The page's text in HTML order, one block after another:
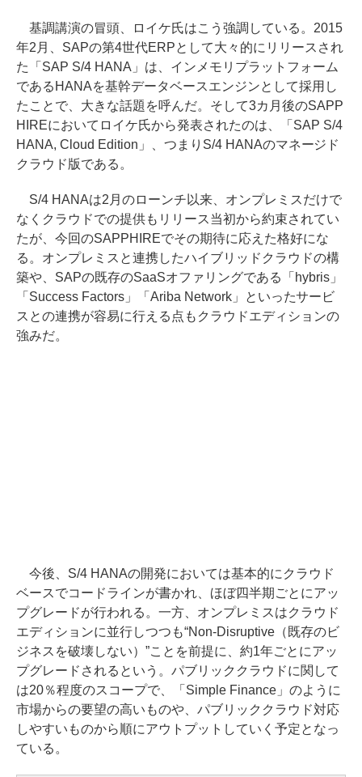
基調講演の冒頭、ロイケ氏はこう強調している。2015
年2月、SAPの第4世代ERPとして大々的にリリースされ
た「SAP S/4 HANA」は、インメモリプラットフォーム
であるHANAを基幹データベースエンジンとして採用し
たことで、大きな話題を呼んだ。そして3カ月後のSAPP
HIREにおいてロイケ氏から発表されたのは、「SAP S/4
HANA, Cloud Edition」、つまりS/4 HANAのマネージド
クラウド版である。
S/4 HANAは2月のローンチ以来、オンプレミスだけで
なくクラウドでの提供もリリース当初から約束されてい
たが、今回のSAPPHIREでその期待に応えた格好にな
る。オンプレミスと連携したハイブリッドクラウドの構
築や、SAPの既存のSaaSオファリングである「hybris」
「Success Factors」「Ariba Network」といったサービ
スとの連携が容易に行える点もクラウドエディションの
強みだ。
今後、S/4 HANAの開発においては基本的にクラウド
ベースでコードラインが書かれ、ほぼ四半期ごとにアッ
プグレードが行われる。一方、オンプレミスはクラウド
エディションに並行しつつも“Non-Disruptive（既存のビ
ジネスを破壊しない）”ことを前提に、約1年ごとにアッ
プグレードされるという。パブリッククラウドに関して
は20％程度のスコープで、「Simple Finance」のように
市場からの要望の高いものや、パブリッククラウド対応
しやすいものから順にアウトプットしていく予定となっ
ている。